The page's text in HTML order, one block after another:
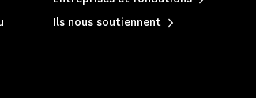
Ils nous soutiennent